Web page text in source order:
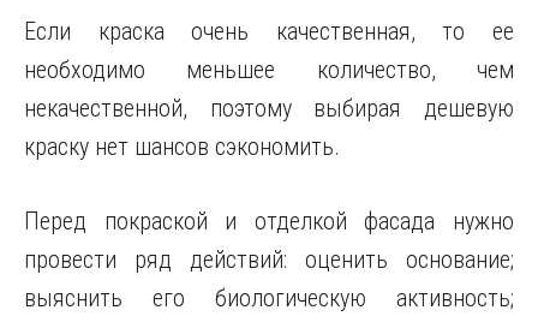
Если краска очень качественная, то ее
необходимо меньшее количество, чем
некачественной, поэтому выбирая дешевую
краску нет шансов сэкономить.
Перед покраской и отделкой фасада нужно
провести ряд действий: оценить основание;
выяснить его биологическую активность;